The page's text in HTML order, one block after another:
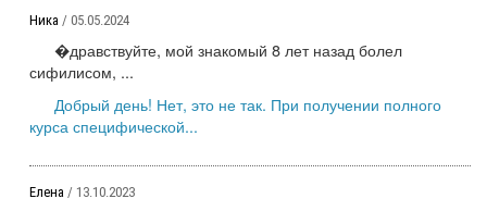
Ника / 05.05.2024
�дравствуйте, мой знакомый 8 лет назад болел
сифилисом, ...
Добрый день! Нет, это не так. При получении полного
курса специфической...
Елена / 13.10.2023